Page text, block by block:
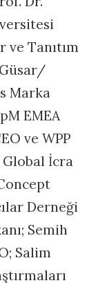
Tanıtım
Marka
EMEA
ve WPP
İcra
Derneği
Semih
Salim